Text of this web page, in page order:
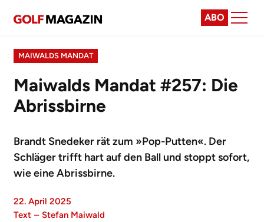
ABO
MAIWALDS MANDAT
Maiwalds Mandat #257: Die
Abrissbirne
Brandt Snedeker rät zum »Pop-Putten«. Der
Schläger trifft hart auf den Ball und stoppt sofort,
wie eine Abrissbirne.
22. April 2025
Text – Stefan Maiwald